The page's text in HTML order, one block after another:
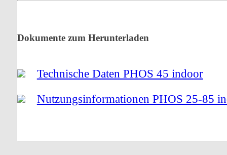
Dokumente zum Herunterladen
Technische Daten PHOS 45 indoor
Nutzungsinformationen PHOS 25-85